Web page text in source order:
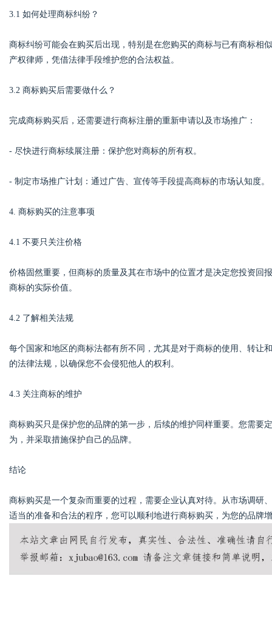
3.1 如何处理商标纠纷？
商标纠纷可能会在购买后出现，特别是在您购买的商标与已有商标相
产权律师，凭借法律手段维护您的合法权益。
3.2 商标购买后需要做什么？
完成商标购买后，还需要进行商标注册的重新申请以及市场推广：
- 尽快进行商标续展注册：保护您对商标的所有权。
- 制定市场推广计划：通过广告、宣传等手段提高商标的市场认知度。
4. 商标购买的注意事项
4.1 不要只关注价格
价格固然重要，但商标的质量及其在市场中的位置才是决定您投资回
商标的实际价值。
4.2 了解相关法规
每个国家和地区的商标法都有所不同，尤其是对于商标的使用、转让
的法律法规，以确保您不会侵犯他人的权利。
4.3 关注商标的维护
商标购买只是保护您的品牌的第一步，后续的维护同样重要。您需要
为，并采取措施保护自己的品牌。
结论
商标购买是一个复杂而重要的过程，需要企业认真对待。从市场调研
适当的准备和合法的程序，您可以顺利地进行商标购买，为您的品牌